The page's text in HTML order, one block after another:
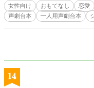
女性向け おもてなし 恋愛
声劇台本
一人用声劇台本
14